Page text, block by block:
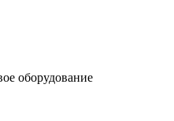
оборудование